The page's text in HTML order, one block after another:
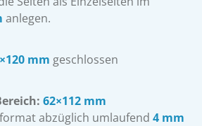
anlegen.
mm geschlossen
62×112 mm
abzüglich umlaufend 4 mm